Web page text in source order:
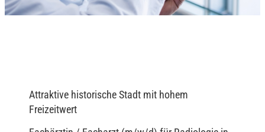
Attraktive historische Stadt mit hohem
Freizeitwert